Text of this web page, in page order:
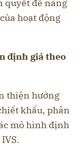
quyết để nâng
hoạt động
định giá theo
thiện hướng
khấu, phân
mô hình định